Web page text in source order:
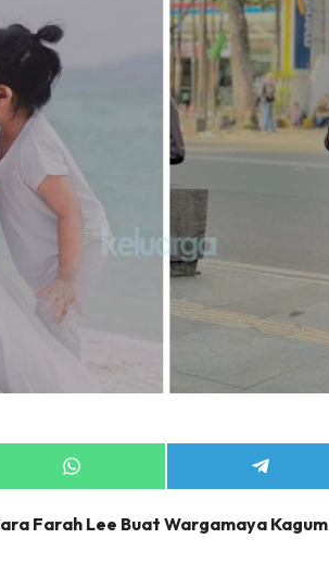
Share
on
Share
on
Farah Lee Buat Wargamaya Kagum